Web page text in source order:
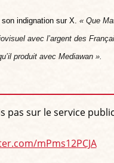
indignation sur X. « Que
avec l’argent des
produit avec Mediawan ».
sur le service
mPms12PCJA